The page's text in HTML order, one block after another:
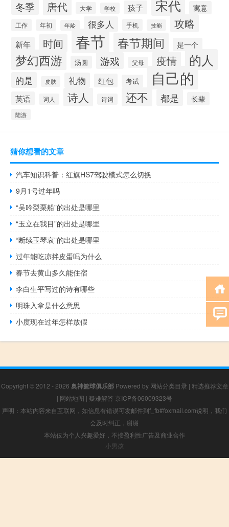
冬季 唐代 大学 学校 孩子 宋代 寓意
工作 年初 年龄 很多人 手机 技能 攻略
新年 时间 春节 春节期间 是一个
梦幻西游 汤圆 游戏 父母 疫情 的人
的是 皮肤 礼物 红包 考试 自己的
英语 词人 诗人 诗词 还不 都是 长辈
陆游
猜你想看的文章
汽车知识科普：红旗HS7驾驶模式怎么切换
9月1号过年吗
“吴吟梨栗船”的出处是哪里
“玉立在我目”的出处是哪里
“断续玉琴哀”的出处是哪里
过年能吃凉拌皮蛋吗为什么
春节去黄山多久能住宿
李白生平写过的诗有哪些
明珠入拿是什么意思
小度现在过年怎样放假
Copyright © 2012 - 2026 奥神篮球俱乐部Powered by 网站分类目录 | 精选推荐文章
| 网站地图 | 疑难解答 京ICP备06009323号
声明：本站内容来自互联网，如信息有错误可发邮件到f_fb#foxmail.com说明，我们
会及时纠正，谢谢
本站仅为个人兴趣爱好，不接盈利性广告及商业合作
小男孩